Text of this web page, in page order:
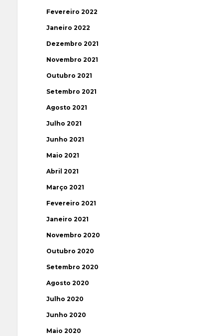
Fevereiro 2022
Janeiro 2022
Dezembro 2021
Novembro 2021
Outubro 2021
Setembro 2021
Agosto 2021
Julho 2021
Junho 2021
Maio 2021
Abril 2021
Março 2021
Fevereiro 2021
Janeiro 2021
Novembro 2020
Outubro 2020
Setembro 2020
Agosto 2020
Julho 2020
Junho 2020
Maio 2020